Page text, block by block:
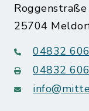
25704
04832
04832